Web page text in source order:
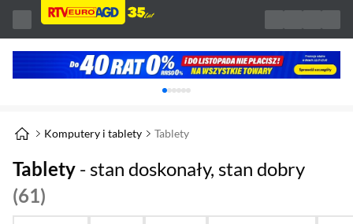
Karuzela z banerami, aktualny element 1 z
Komputery i tablety Tablety
Tablety - stan doskonały, stan dobry
(61)